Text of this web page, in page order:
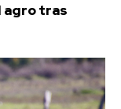
agro tras